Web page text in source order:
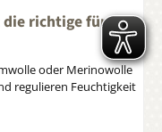
die richtige für
oder Merinowolle
regulieren Feuchtigkeit